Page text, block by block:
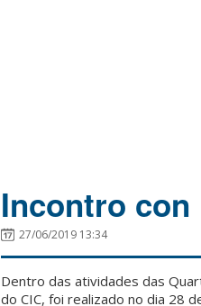
Incontro con
27/06/2019 13:34
Dentro das atividades das
do CIC, foi realizado no dia 28